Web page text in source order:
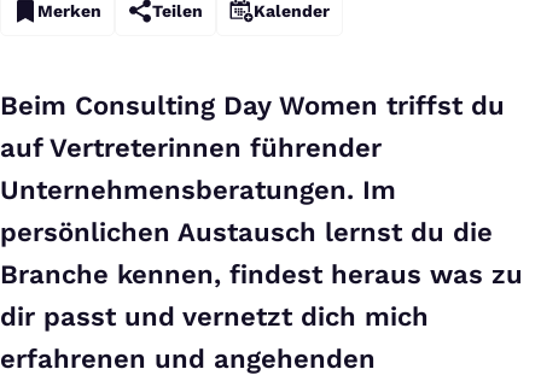
Merken Teilen Kalender
Beim Consulting Day Women triffst du
auf Vertreterinnen führender
Unternehmensberatungen. Im
persönlichen Austausch lernst du die
Branche kennen, findest heraus was zu
dir passt und vernetzt dich mich
erfahrenen und angehenden